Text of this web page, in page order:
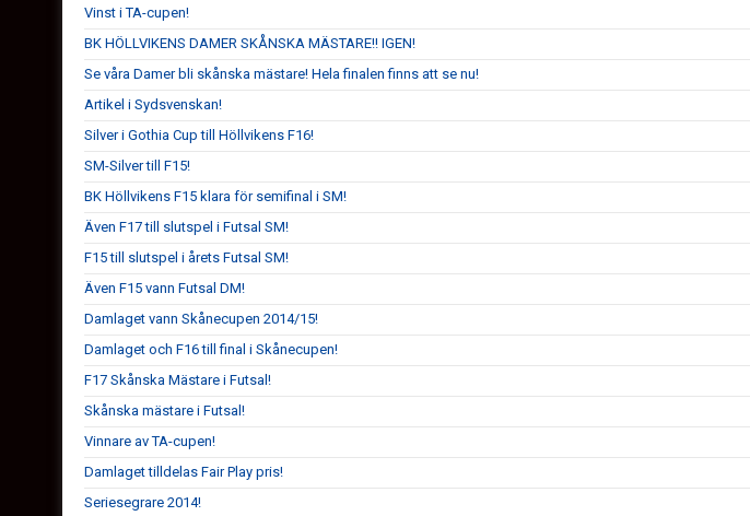
Vinst i TA-cupen!
BK HÖLLVIKENS DAMER SKÅNSKA MÄSTARE!! IGEN!
Se våra Damer bli skånska mästare! Hela finalen finns att se nu!
Artikel i Sydsvenskan!
Silver i Gothia Cup till Höllvikens F16!
SM-Silver till F15!
BK Höllvikens F15 klara för semifinal i SM!
Även F17 till slutspel i Futsal SM!
F15 till slutspel i årets Futsal SM!
Även F15 vann Futsal DM!
Damlaget vann Skånecupen 2014/15!
Damlaget och F16 till final i Skånecupen!
F17 Skånska Mästare i Futsal!
Skånska mästare i Futsal!
Vinnare av TA-cupen!
Damlaget tilldelas Fair Play pris!
Seriesegrare 2014!